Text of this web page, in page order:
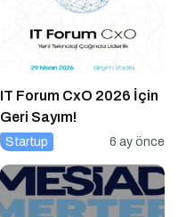
IT Forum CxO 2026 İçin
Geri Sayım!
Startup 6 ay önce